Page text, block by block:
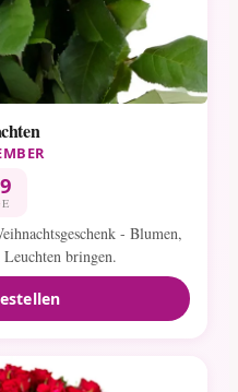
- Blumen,
Leuchten bringen.